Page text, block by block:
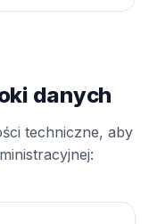
danych
techniczne, aby